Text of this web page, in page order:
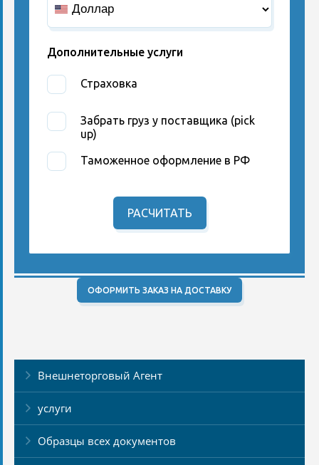
Дополнительные услуги
Страховка
Забрать груз у поставщика (pick
up)
Таможенное оформление в РФ
РАСЧИТАТЬ
ОФОРМИТЬ ЗАКАЗ НА ДОСТАВКУ
Внешнеторговый Агент
услуги
Образцы всех документов